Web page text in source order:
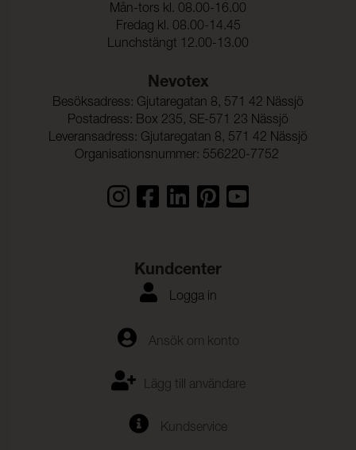
Mån-tors kl. 08.00-16.00
Fredag kl. 08.00-14.45
Lunchstängt 12.00-13.00
Nevotex
Besöksadress: Gjutaregatan 8, 571 42 Nässjö
Postadress: Box 235, SE-571 23 Nässjö
Leveransadress: Gjutaregatan 8, 571 42 Nässjö
Organisationsnummer: 556220-7752
Kundcenter
Logga in
Ansök om konto
Lägg till användare
Kundservice